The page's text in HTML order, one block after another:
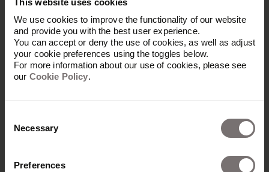
We use cookies to improve the functionality of our website
and provide you with the best user experience.
You can accept or deny the use of cookies, as well as adjust
your cookie preferences using the toggles below.
For more information about our use of cookies, please see
our Cookie Policy.
Selection
Necessary
Preferences
Built with Frontify